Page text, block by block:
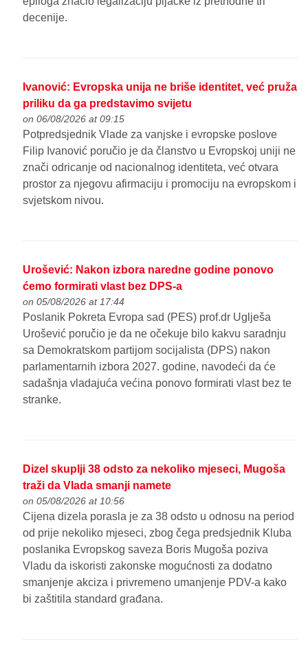
decenije.
Ivanović: Evropska unija ne briše identitet, već pruža
priliku da ga predstavimo svijetu
on 06/08/2026 at 09:15
Potpredsjednik Vlade za vanjske i evropske poslove
Filip Ivanović poručio je da članstvo u Evropskoj uniji ne
znači odricanje od nacionalnog identiteta, već otvara
prostor za njegovu afirmaciju i promociju na evropskom i
svjetskom nivou.
Urošević: Nakon izbora naredne godine ponovo
ćemo formirati vlast bez DPS-a
on 05/08/2026 at 17:44
Poslanik Pokreta Evropa sad (PES) prof.dr Uglješa
Urošević poručio je da ne očekuje bilo kakvu saradnju
sa Demokratskom partijom socijalista (DPS) nakon
parlamentarnih izbora 2027. godine, navodeći da će
sadašnja vladajuća većina ponovo formirati vlast bez te
stranke.
Dizel skuplji 38 odsto za nekoliko mjeseci, Mugoša
traži da Vlada smanji namete
on 05/08/2026 at 10:56
Cijena dizela porasla je za 38 odsto u odnosu na period
od prije nekoliko mjeseci, zbog čega predsjednik Kluba
poslanika Evropskog saveza Boris Mugoša poziva
Vladu da iskoristi zakonske mogućnosti za dodatno
smanjenje akciza i privremeno umanjenje PDV-a kako
bi zaštitila standard građana.